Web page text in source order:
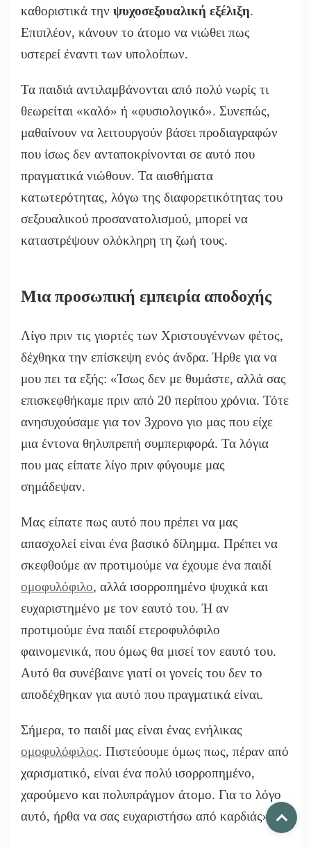
καθοριστικά την ψυχοσεξουαλική εξέλιξη.
Επιπλέον, κάνουν το άτομο να νιώθει πως
υστερεί έναντι των υπολοίπων.
Τα παιδιά αντιλαμβάνονται από πολύ νωρίς τι
θεωρείται «καλό» ή «φυσιολογικό». Συνεπώς,
μαθαίνουν να λειτουργούν βάσει προδιαγραφών
που ίσως δεν ανταποκρίνονται σε αυτό που
πραγματικά νιώθουν. Τα αισθήματα
κατωτερότητας, λόγω της διαφορετικότητας του
σεξουαλικού προσανατολισμού, μπορεί να
καταστρέψουν ολόκληρη τη ζωή τους.
Μια προσωπική εμπειρία αποδοχής
Λίγο πριν τις γιορτές των Χριστουγέννων φέτος,
δέχθηκα την επίσκεψη ενός άνδρα. Ήρθε για να
μου πει τα εξής: «Ίσως δεν με θυμάστε, αλλά σας
επισκεφθήκαμε πριν από 20 περίπου χρόνια. Τότε
ανησυχούσαμε για τον 3χρονο γιο μας που είχε
μια έντονα θηλυπρεπή συμπεριφορά. Τα λόγια
που μας είπατε λίγο πριν φύγουμε μας
σημάδεψαν.
Μας είπατε πως αυτό που πρέπει να μας
απασχολεί είναι ένα βασικό δίλημμα. Πρέπει να
σκεφθούμε αν προτιμούμε να έχουμε ένα παιδί
ομοφυλόφιλο, αλλά ισορροπημένο ψυχικά και
ευχαριστημένο με τον εαυτό του. Ή αν
προτιμούμε ένα παιδί ετεροφυλόφιλο
φαινομενικά, που όμως θα μισεί τον εαυτό του.
Αυτό θα συνέβαινε γιατί οι γονείς του δεν το
αποδέχθηκαν για αυτό που πραγματικά είναι.
Σήμερα, το παιδί μας είναι ένας ενήλικας
ομοφυλόφιλος. Πιστεύουμε όμως πως, πέραν από
χαρισματικό, είναι ένα πολύ ισορροπημένο,
χαρούμενο και πολυπράγμον άτομο. Για το λόγο
αυτό, ήρθα να σας ευχαριστήσω από καρδιάς».